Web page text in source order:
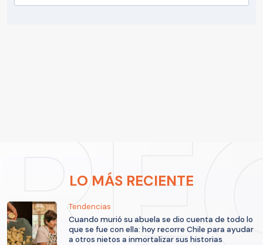
LO MÁS RECIENTE
Tendencias
Cuando murió su abuela se dio cuenta de todo lo
que se fue con ella: hoy recorre Chile para ayudar
a otros nietos a inmortalizar sus historias